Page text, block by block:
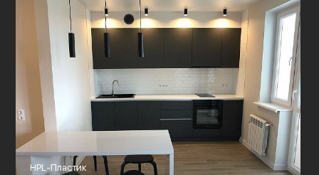
HPL-Пластик